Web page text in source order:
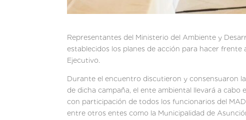
Representantes del Ministerio del Ambiente y
establecidos los planes de acción para hacer
Ejecutivo.
Durante el encuentro discutieron y consensuaron
de dicha campaña, el ente ambiental llevará a cabo
con participación de todos los funcionarios del
entre otros entes como la Municipalidad de